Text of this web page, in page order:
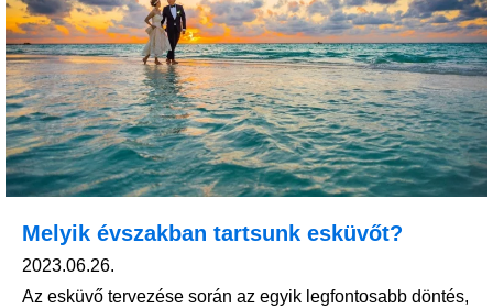
Melyik évszakban tartsunk esküvőt?
2023.06.26.
Az esküvő tervezése során az egyik legfontosabb döntés,